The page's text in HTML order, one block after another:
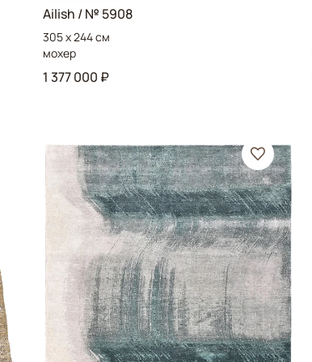
Ailish / № 5908
305 x 244 см
мохер
1 377 000 ₽